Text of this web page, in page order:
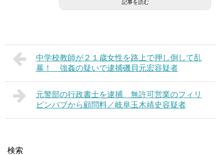
記事を読む
中学校教師が２１歳女性を路上で押し倒して乱
暴！ 強姦の疑いで逮捕磯貝元宏容疑者
元警部の行政書士を逮捕 無許可営業のフィリ
ピンパブから顧問料／岐阜玉木靖史容疑者
検索